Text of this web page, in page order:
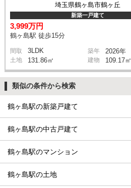
埼玉県鶴ヶ島市鶴ヶ丘
新築一戸建て
3,999万円
鶴ヶ島駅 徒歩15分
間取 3LDK 築年 2026年
土地 131.86㎡ 建物 109.17㎡
類似の条件から検索
鶴ヶ島駅の新築戸建て
鶴ヶ島駅の中古戸建て
鶴ヶ島駅のマンション
鶴ヶ島駅の土地